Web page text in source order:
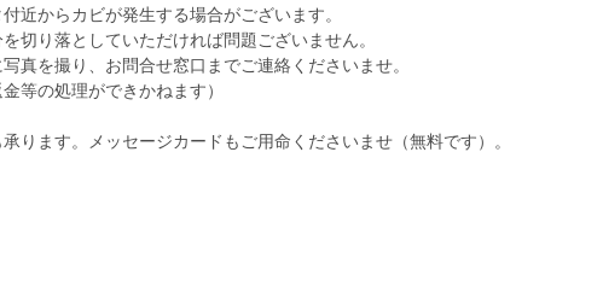
近からカビが発生する場合がございます。
切り落としていただければ問題ございません。
真を撮り、お問合せ窓口までご連絡くださいませ。
等の処理ができかねます）
ります。メッセージカードもご用命くださいませ（無料です）。